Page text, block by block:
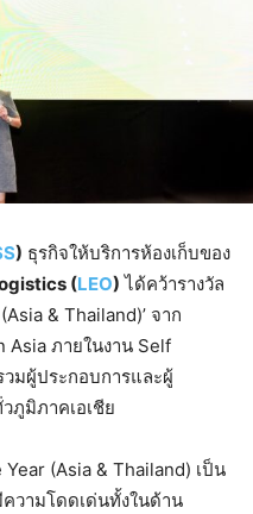
) ธุรกิจให้บริการห้องเก็บของ
(LEO) ได้คว้ารางวัล
& Thailand)’ จาก
Asia ภายในงาน Self
มผู้ประกอบการและผู้
ภูมิภาคเอเชีย
(Asia & Thailand) เป็น
วามโดดเด่นทั้งในด้าน